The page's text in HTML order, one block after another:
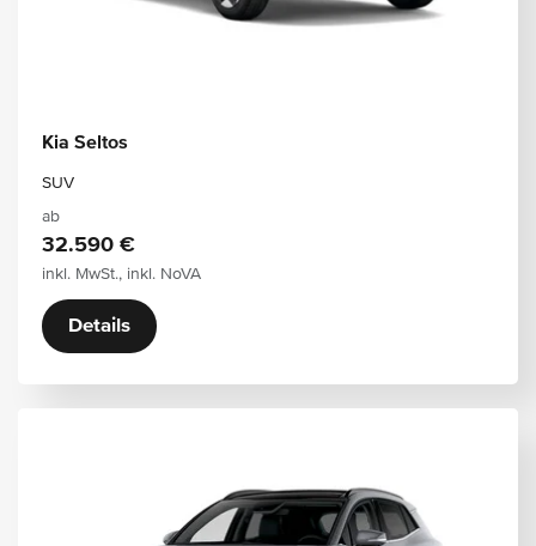
Kia Seltos
SUV
ab
32.590 €
inkl. MwSt., inkl. NoVA
Details